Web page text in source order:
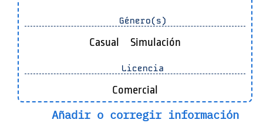
Género(s)
Casual Simulación
Licencia
Comercial
Añadir o corregir información